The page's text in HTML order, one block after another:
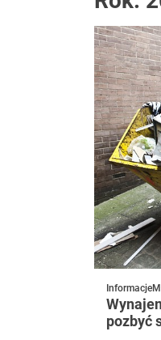
Informacje
pozbyć